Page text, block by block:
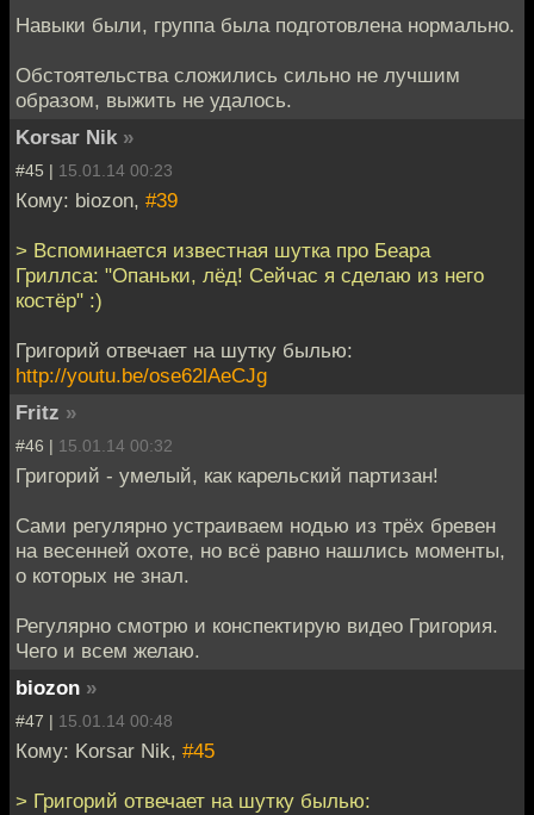
Навыки были, группа была подготовлена нормально.
Обстоятельства сложились сильно не лучшим
образом, выжить не удалось.
Korsar Nik »
#45 | 15.01.14 00:23
Кому: biozon, #39
> Вспоминается известная шутка про Беара
Гриллса: "Опаньки, лёд! Сейчас я сделаю из него
костёр" :)
Григорий отвечает на шутку былью:
http://youtu.be/ose62lAeCJg
Fritz »
#46 | 15.01.14 00:32
Григорий - умелый, как карельский партизан!
Сами регулярно устраиваем нодью из трёх бревен
на весенней охоте, но всё равно нашлись моменты,
о которых не знал.
Регулярно смотрю и конспектирую видео Григория.
Чего и всем желаю.
biozon »
#47 | 15.01.14 00:48
Кому: Korsar Nik, #45
> Григорий отвечает на шутку былью: